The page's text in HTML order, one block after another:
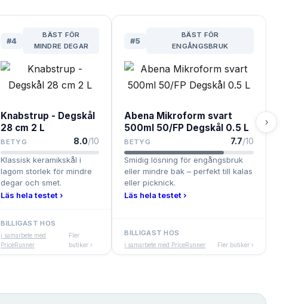
#4
BÄST FÖR
MINDRE DEGAR
Knabstrup - Degskål
28 cm 2 L
BETYG 8.0/10
Klassisk keramikskål i
lagom storlek för mindre
degar och smet.
Läs hela testet ›
BILLIGAST HOS
i samarbete med
PriceRunner
Fler
butiker ›
#5
BÄST FÖR
ENGÅNGSBRUK
Abena Mikroform svart
500ml 50/FP Degskål 0.5 L
BETYG 7.7/10
Smidig lösning för engångsbruk
eller mindre bak – perfekt till kalas
eller picknick.
Läs hela testet ›
BILLIGAST HOS
i samarbete med PriceRunner Fler butiker ›
›